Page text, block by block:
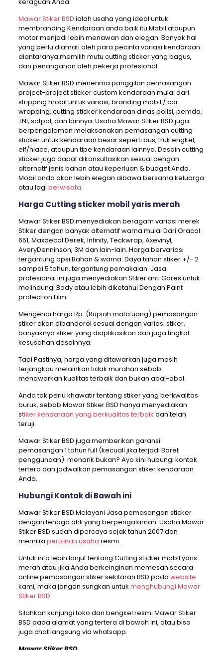
keraguan Anda.
Mawar Stiker BSD ialah usaha yang ideal untuk
membranding Kendaraan anda baik itu Mobil ataupun
motor menjadi lebih menawan dan elegan. Banyak hal
yang perlu diamati oleh para pecinta variasi kendaraan
diantaranya memilih mutu cutting sticker yang bagus,
dan penanganan oleh pekerja profesional.
Mawar Stiker BSD menerima panggilan pemasangan
project-project sticker custom kendaraan mulai dari
stripping mobil untuk variasi, branding mobil / car
wrapping, cutting sticker kendaraan dinas polisi, pemda,
TNI, satpol, dan lainnya. Usaha Mawar Stiker BSD juga
berpengalaman melaksanakan pemasangan cutting
sticker untuk kendaraan besar seperti bus, truk engkel,
elf/hiace, ataupun tipe kendaraan lainnya. Desain cutting
sticker juga dapat dikonsultasikan sesuai dengan
alternatif jenis bahan atau keperluan & budget Anda.
Mobil anda akan lebih elegan dibawa bersama keluarga
atau lagi berwisata.
Harga Cutting sticker mobil yaris merah
Mawar Stiker BSD menyediakan beragam variasi merek
Stiker dengan banyak alternatif warna mulai Dari Oracal
651, Maxdecal Derek, Infinity, Teckwrap, Axevinyl,
AveryDenninson, 3M dan lain-lain. Harga bervariasi
tergantung opsi Bahan & warna. Daya tahan stiker +/- 2
sampai 5 tahun, tergantung pemakaian. Jasa
profesional ini juga menyediakan Stiker anti Gores untuk
melindungi Body atau lebih diketahui Dengan Paint
protection Film.
Mengenai harga Rp. (Rupiah mata uang) pemasangan
stiker akan dibanderol sesuai dengan variasi stiker,
banyaknya stiker yang diaplikasikan dan juga tingkat
kesusahan desainnya.
Tapi Pastinya, harga yang ditawarkan juga masih
terjangkau melainkan tidak murahan sebab
menawarkan kualitas terbaik dan bukan abal-abal.
Anda tak perlu khawatir tentang stiker yang berkwalitas
buruk, sebab Mawar Stiker BSD hanya menyediakan
stiker kendaraan yang berkualitas terbaik dan telah
teruji.
Mawar Stiker BSD juga memberikan garansi
pemasangan 1 tahun full (kecuali jika terjadi Baret
penggunaan). menarik bukan? Ayo kini hubungi kontak
tertera dan jadwalkan pemasangan stiker kendaraan
Anda.
Hubungi Kontak di Bawah ini
Mawar Stiker BSD Melayani Jasa pemasangan sticker
dengan tenaga ahli yang berpengalaman. Usaha Mawar
Stiker BSD sudah dipercaya sejak tahun 2007 dan
memiliki perizinan usaha resmi.
Untuk info lebih lanjut tentang Cutting sticker mobil yaris
merah atau jika Anda berkeinginan memesan secara
online pemasangan stiker sekitaran BSD pada website
kami, maka jangan sungkan untuk menghubungi Mawar
Stiker BSD.
Silahkan kunjungi toko dan bengkel resmi Mawar Stiker
BSD pada alamat yang tertera di bawah ini, atau bisa
juga chat langsung via whatsapp.